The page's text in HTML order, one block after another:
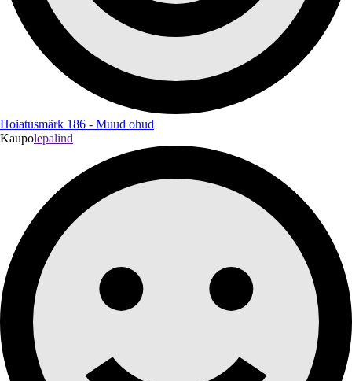
Hoiatusmärk 186 - Muud ohud
Kaupolepalind